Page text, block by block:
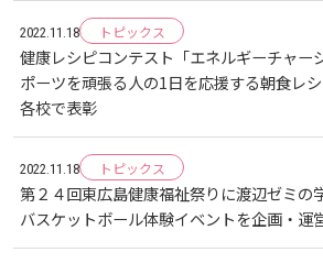
大学院薬学研究科 自己点検・評
卒業生・進路先 調査結果
合格者の方へのメッセージ
入学準備学習プログラム
情報端末の必携化について
感染予防にかかる抗体価検査に
利用案内
利用案内（学外利用者）
電子ブック・電子ジャーナルなど
電子ブックをさがす
学内ネットワークの概要
東広島キャンパス
呉キャンパス
学内向け専用ページ
ラーニング・コモンズ
トレーニングルーム
広国市民大学 過去の開講コース
地域連携に関するご意見募集
2022.11.18 トピックス
健康レシピコンテスト「エネルギーチャー
ポーツを頑張る人の1日を応援する朝食レ
各校で表彰
2022.11.18 トピックス
第２４回東広島健康福祉祭りに渡辺ゼミの
バスケットボール体験イベントを企画・運
2009